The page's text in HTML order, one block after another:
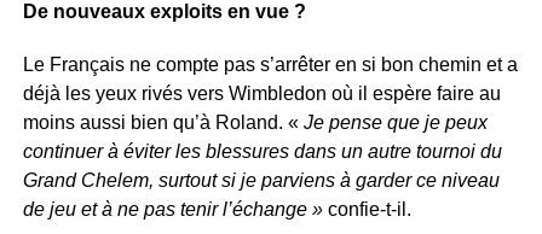
De nouveaux exploits en vue ?
Le Français ne compte pas s’arrêter en si bon chemin et a
déjà les yeux rivés vers Wimbledon où il espère faire au
moins aussi bien qu’à Roland. «Je pense que je peux
continuer à éviter les blessures dans un autre tournoi du
Grand Chelem, surtout si je parviens à garder ce niveau
de jeu et à ne pas tenir l’échange »confie-t-il.